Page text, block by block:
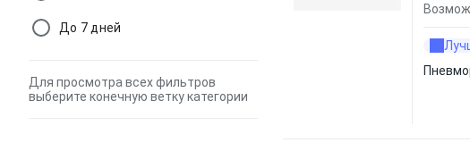
До 7 дней
Для просмотра всех фильтров
выберите конечную ветку категории